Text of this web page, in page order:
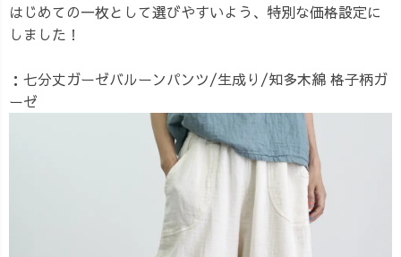
はじめての一枚として選びやすいよう、特別な価格設定に
しました！
：七分丈ガーゼバルーンパンツ/生成り/知多木綿 格子柄ガ
ーゼ